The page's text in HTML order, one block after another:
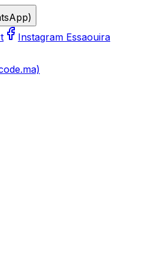
Instagram Essaouira